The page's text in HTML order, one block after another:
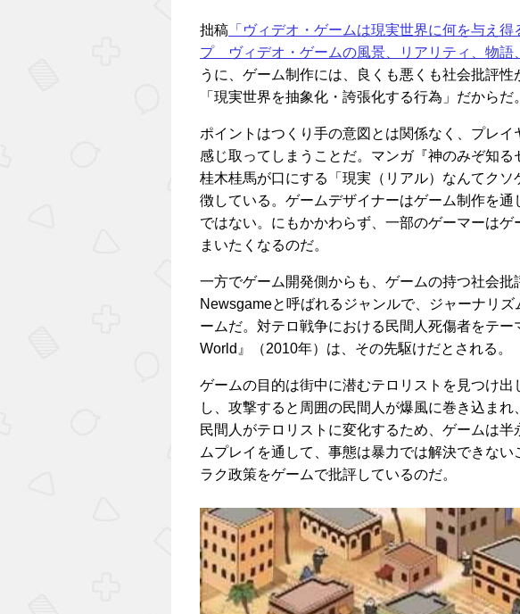
拙稿 「ヴィデオ・ゲームは現実世界に何を与え
プ ヴィデオ・ゲームの風景、リアリティ、物語
うに、ゲーム制作には、良くも悪くも社会批評
「現実世界を抽象化・誇張化する行為」だからだ。
ポイントはつくり手の意図とは関係なく、プレ
感じ取ってしまうことだ。マンガ『神のみぞ知る
桂木桂馬が口にする「現実（リアル）なんてク
徴している。ゲームデザイナーはゲーム制作を
ではない。にもかかわらず、一部のゲーマーは
まいたくなるのだ。
一方でゲーム開発側からも、ゲームの持つ社会批
Newsgameと呼ばれるジャンルで、ジャーナリ
ームだ。対テロ戦争における民間人死傷者をテー
World』（2010年）は、その先駆けだとされる。
ゲームの目的は街中に潜むテロリストを見つけ
し、攻撃すると周囲の民間人が爆風に巻き込ま
民間人がテロリストに変化するため、ゲームは
ムプレイを通して、事態は暴力では解決できな
ラク政策をゲームで批評しているのだ。